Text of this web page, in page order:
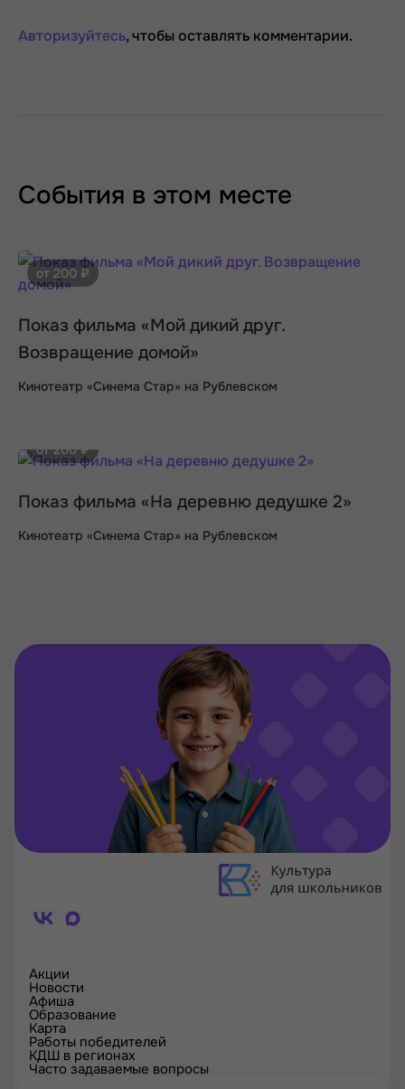
Авторизуйтесь, чтобы оставлять комментарии.
События в этом месте
от 200 ₽
Показ фильма «Мой дикий друг.
Возвращение домой»
Кинотеатр «Синема Стар» на Рублевском
от 200 ₽
Показ фильма «На деревню дедушке 2»
Кинотеатр «Синема Стар» на Рублевском
Акции
Новости
Афиша
Образование
Карта
Работы победителей
КДШ в регионах
Часто задаваемые вопросы
Проверка сертификата